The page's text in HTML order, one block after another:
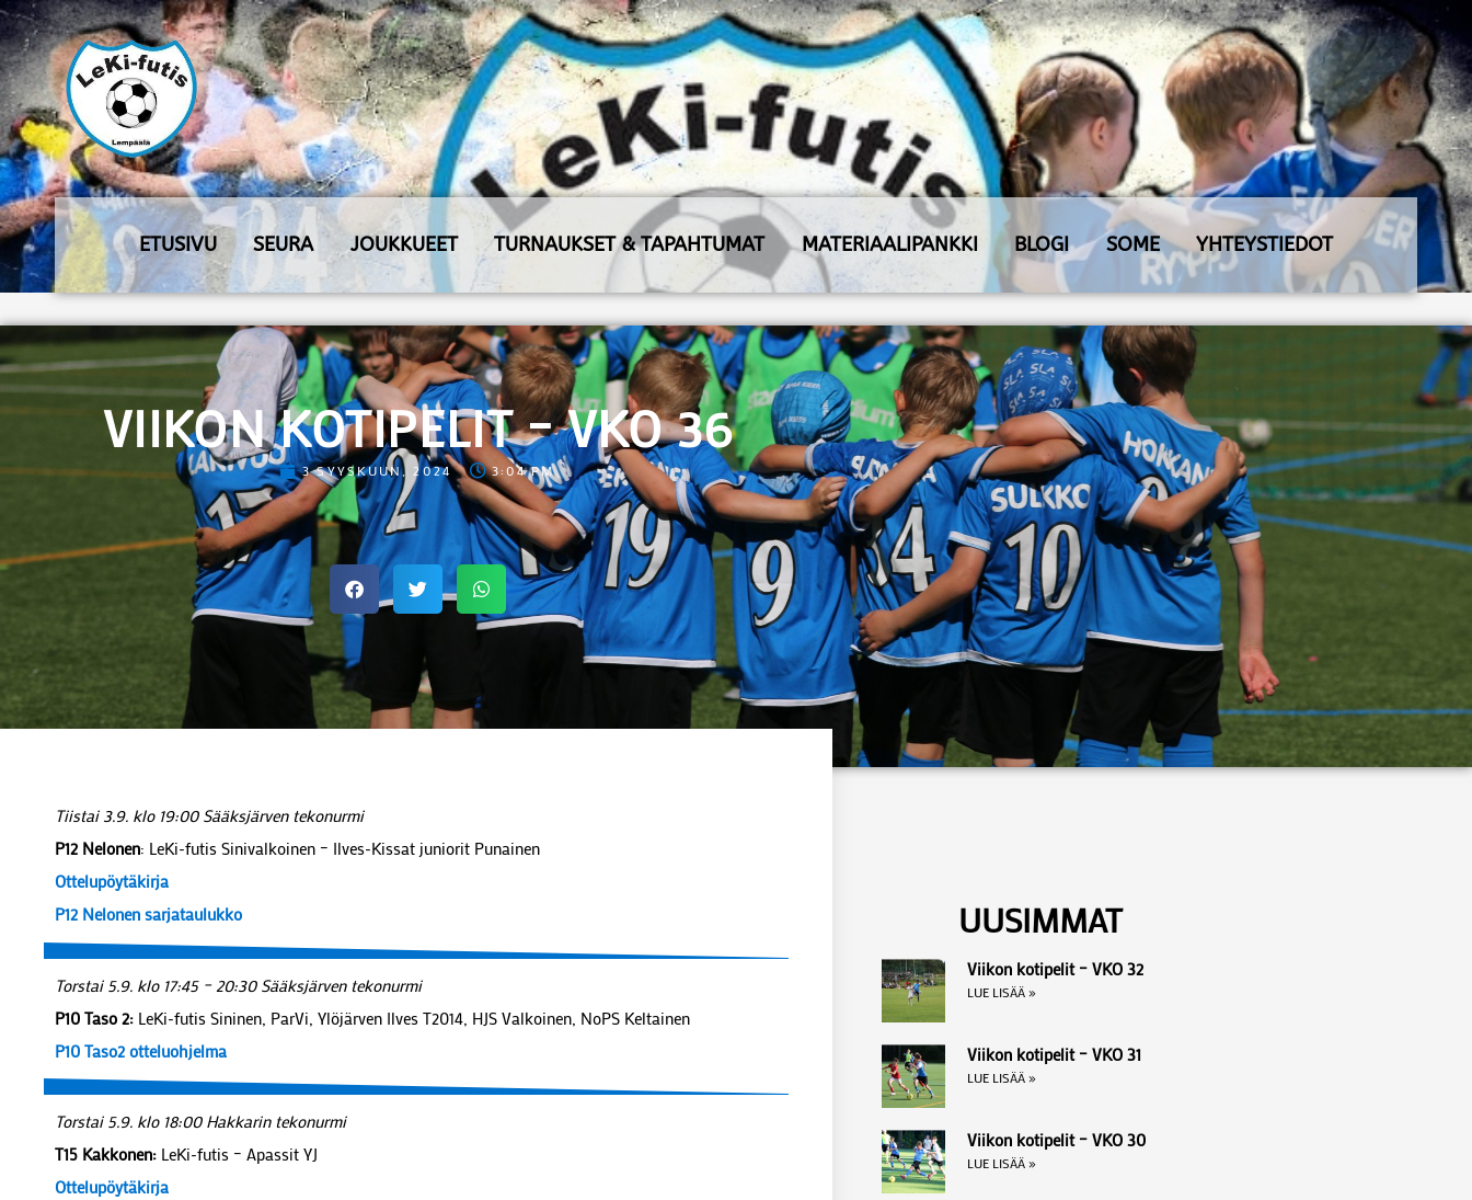
ETUSIVU SEURA JOUKKUEET TURNAUKSET & TAPAHTUMAT MATERIAALIPANKKI BLOGI SOME YHTEYSTIEDOT
VIIKON KOTIPELIT – VKO 36
3 SYYSKUUN, 2024 3:04 PM
Tiistai 3.9. klo 19:00 Sääksjärven tekonurmi
P12 Nelonen: LeKi-futis Sinivalkoinen – Ilves-Kissat juniorit Punainen
Ottelupöytäkirja
P12 Nelonen sarjataulukko
Torstai 5.9. klo 17:45 – 20:30 Sääksjärven tekonurmi
P10 Taso 2: LeKi-futis Sininen, ParVi, Ylöjärven Ilves T2014, HJS Valkoinen, NoPS Keltainen
P10 Taso2 otteluohjelma
Torstai 5.9. klo 18:00 Hakkarin tekonurmi
T15 Kakkonen: LeKi-futis – Apassit YJ
Ottelupöytäkirja
UUSIMMAT
Viikon kotipelit – VKO 32
LUE LISÄÄ »
Viikon kotipelit – VKO 31
LUE LISÄÄ »
Viikon kotipelit – VKO 30
LUE LISÄÄ »